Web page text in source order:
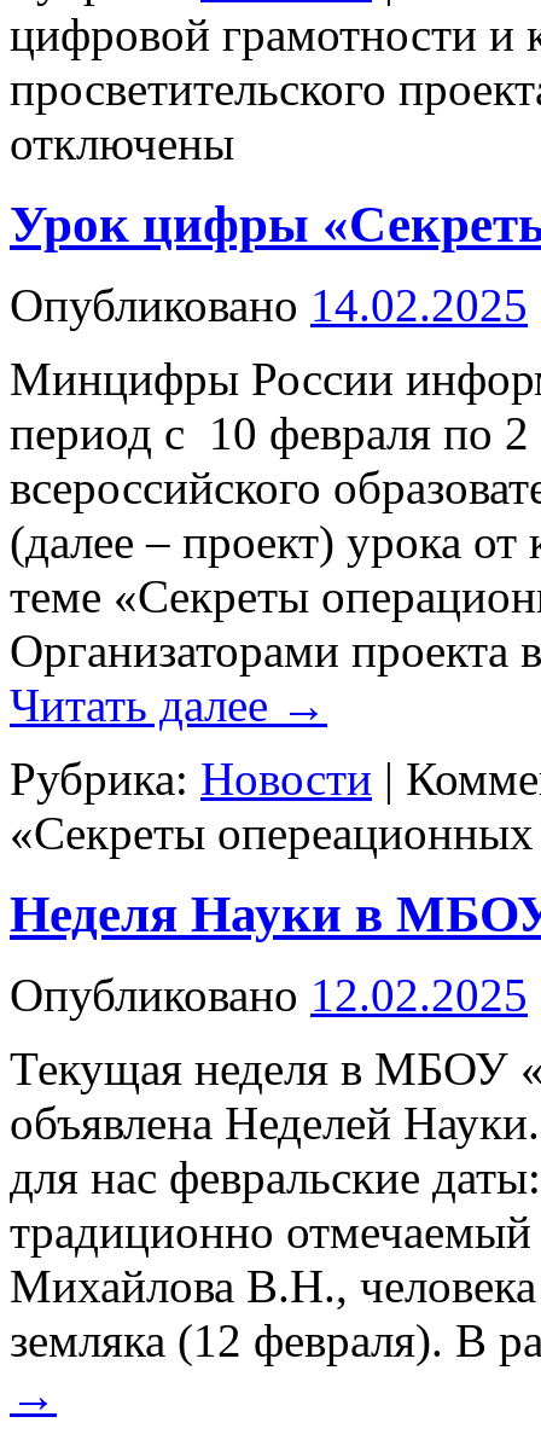
цифровой грамотности и
просветительского
отключены
Урок цифры
Опубликовано 14.02.2025
Минцифры России
период с 10 февраля по 2
всероссийского
(далее – проект) урока
теме «Секреты
Организаторами
Читать далее →
Рубрика: Новости |
«Секреты
Неделя Науки в
Опубликовано 12.02.2025
Текущая неделя в
объявлена Неделей
для нас февральские
традиционно
Михайлова В.Н.,
земляка (12 февраля). В
→